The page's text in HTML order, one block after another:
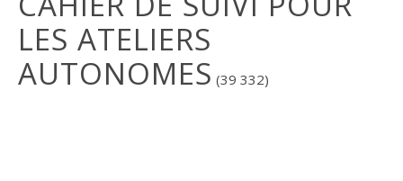
LES ATELIERS
AUTONOMES (39 332)